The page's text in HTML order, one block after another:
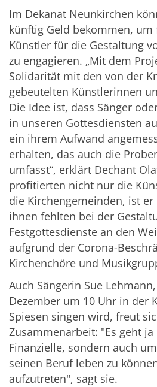
Im Dekanat Neunkirchen
künftig Geld bekommen,
Künstler für die Gestaltung
zu engagieren. „Mit dem
Solidarität mit den von der
gebeutelten Künstlerinnen
Die Idee ist, dass Sänger
in unseren Gottesdiensten
ein ihrem Aufwand
erhalten, das auch die
umfasst“, erklärt Dechant
profitierten nicht nur die
die Kirchengemeinden, ist er
ihnen fehlten bei der
Festgottesdienste an den
aufgrund der Corona-
Kirchenchöre und
Auch Sängerin Sue
Dezember um 10 Uhr in der
Spiesen singen wird, freut
Zusammenarbeit: "Es geht
Finanzielle, sondern auch
seinen Beruf leben zu
aufzutreten", sagt sie.